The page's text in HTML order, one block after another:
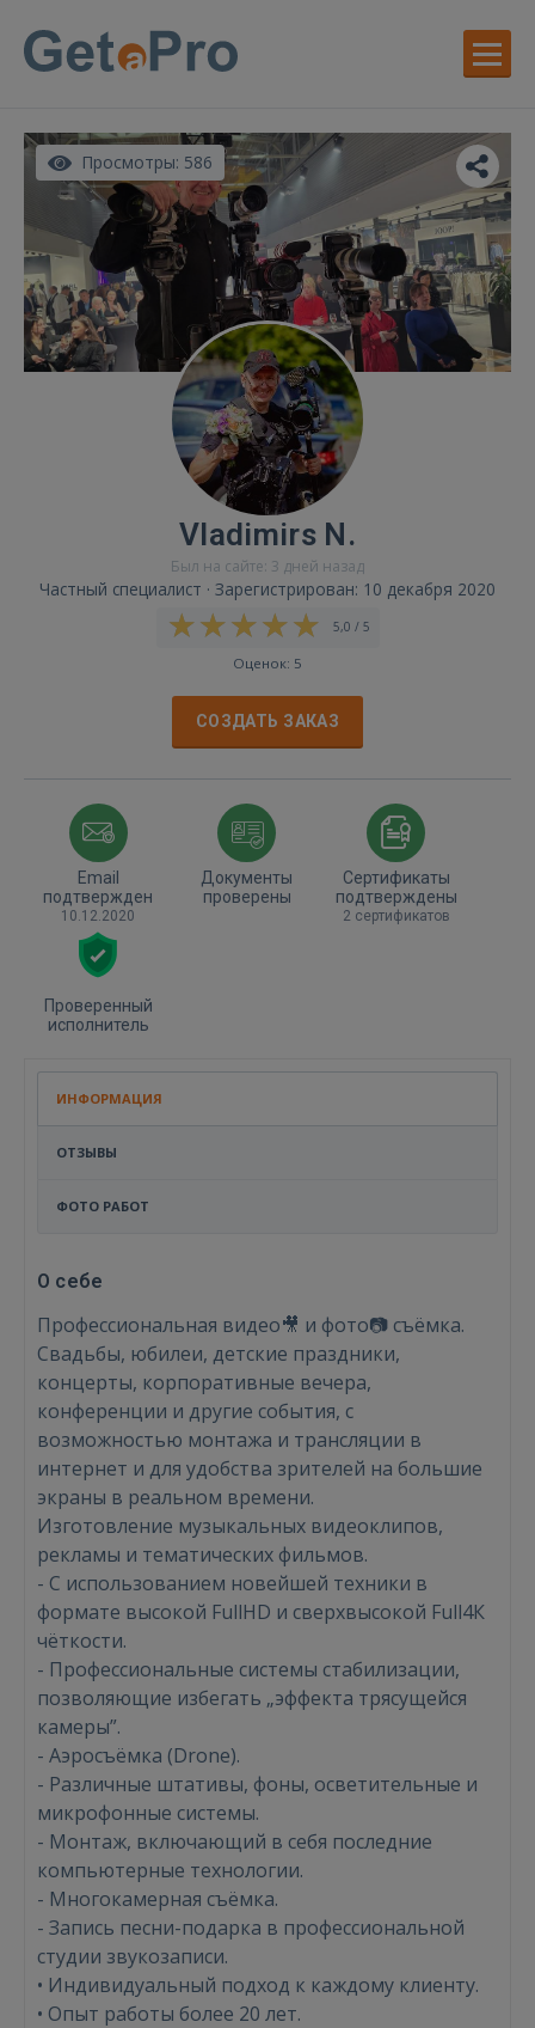
Войти
Просмотры: 586
Vladimirs N.
Был на сайте: 3 дней назад
Частный специалист · Зарегистрирован: 10 декабря 2020
5,0 / 5
Оценок: 5
СОЗДАТЬ ЗАКАЗ
Email
подтвержден
10.12.2020
Документы
проверены
Сертификаты
подтверждены
2 сертификатов
Проверенный
исполнитель
ИНФОРМАЦИЯ
ОТЗЫВЫ
ФОТО РАБОТ
О себе
Профессиональная видео🎥 и фото📷 съёмка.
Свадьбы, юбилеи, детские праздники,
концерты, корпоративные вечера,
конференции и другие события, с
возможностью монтажа и трансляции в
интернет и для удобства зрителей на большие
экраны в реальном времени.
Изготовление музыкальных видеоклипов,
рекламы и тематических фильмов.
- С использованием новейшей техники в
формате высокой FullHD и сверхвысокой Full4К
чёткости.
- Профессиональные системы стабилизации,
позволяющие избегать „эффекта трясущейся
камеры”.
- Аэросъёмка (Drone).
- Различные штативы, фоны, осветительные и
микрофонные системы.
- Монтаж, включающий в себя последние
компьютерные технологии.
- Многокамерная съёмка.
- Запись песни-подарка в профессиональной
студии звукозаписи.
• Индивидуальный подход к каждому клиенту.
• Опыт работы более 20 лет.